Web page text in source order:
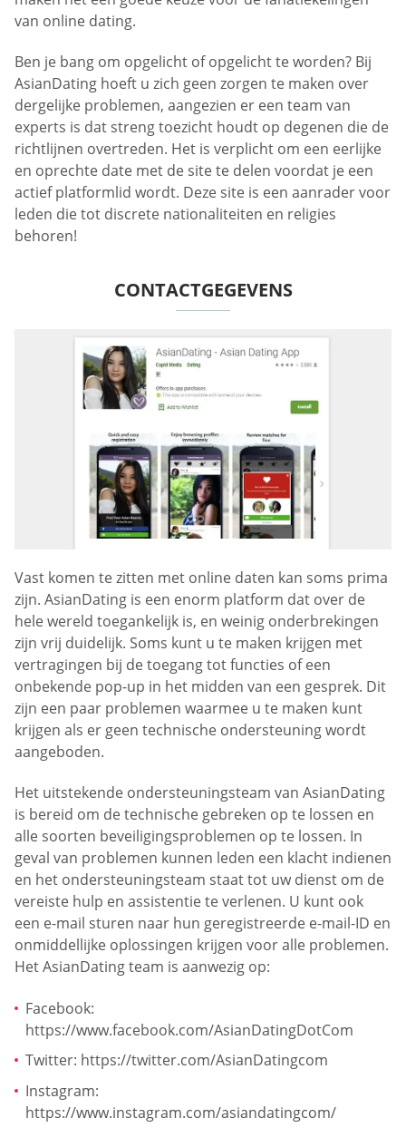
van online dating.
Ben je bang om opgelicht of opgelicht te worden? Bij
AsianDating hoeft u zich geen zorgen te maken over
dergelijke problemen, aangezien er een team van
experts is dat streng toezicht houdt op degenen die de
richtlijnen overtreden. Het is verplicht om een eerlijke
en oprechte date met de site te delen voordat je een
actief platformlid wordt. Deze site is een aanrader voor
leden die tot discrete nationaliteiten en religies
behoren!
CONTACTGEGEVENS
Vast komen te zitten met online daten kan soms prima
zijn. AsianDating is een enorm platform dat over de
hele wereld toegankelijk is, en weinig onderbrekingen
zijn vrij duidelijk. Soms kunt u te maken krijgen met
vertragingen bij de toegang tot functies of een
onbekende pop-up in het midden van een gesprek. Dit
zijn een paar problemen waarmee u te maken kunt
krijgen als er geen technische ondersteuning wordt
aangeboden.
Het uitstekende ondersteuningsteam van AsianDating
is bereid om de technische gebreken op te lossen en
alle soorten beveiligingsproblemen op te lossen. In
geval van problemen kunnen leden een klacht indienen
en het ondersteuningsteam staat tot uw dienst om de
vereiste hulp en assistentie te verlenen. U kunt ook
een e-mail sturen naar hun geregistreerde e-mail-ID en
onmiddellijke oplossingen krijgen voor alle problemen.
Het AsianDating team is aanwezig op:
Facebook:
https://www.facebook.com/AsianDatingDotCom
Twitter: https://twitter.com/AsianDatingcom
Instagram:
https://www.instagram.com/asiandatingcom/